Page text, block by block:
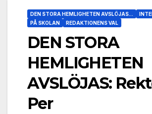
DEN STORA HEMLIGHETEN AVSLÖJAS...
PÅ SKOLAN
REDAKTIONENS VAL
DEN STORA
HEMLIGHETEN
AVSLÖJAS:
Per